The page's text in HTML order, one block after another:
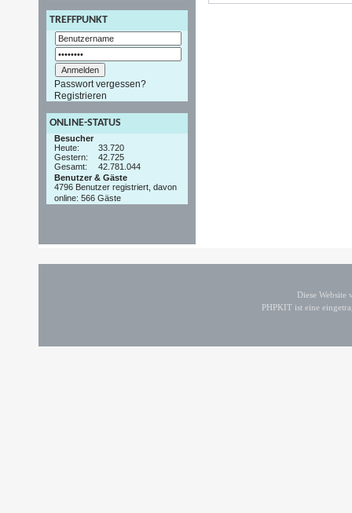
TREFFPUNKT
Passwort vergessen?
Registrieren
ONLINE-STATUS
Besucher
Heute:
33.720
Gestern:
42.725
Gesamt:
42.781.044
Benutzer & Gäste
4796 Benutzer registriert, davon
online: 566 Gäste
Diese
PHPKIT ist eine